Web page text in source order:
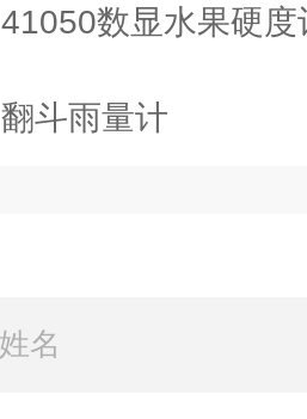
41050数显水果硬度
翻斗雨量计